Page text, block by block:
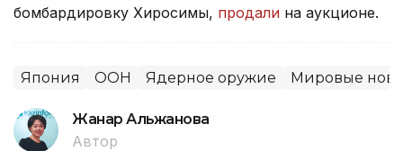
бомбардировку Хиросимы, продали на аукционе.
Япония ООН Ядерное оружие Мировые
Жанар Альжанова
Автор